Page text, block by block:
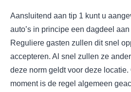
Aansluitend aan tip 1 kunt u
auto’s in principe een dagdeel
Reguliere gasten zullen dit snel
accepteren. Al snel zullen ze
deze norm geldt voor deze locatie.
moment is de regel algemeen